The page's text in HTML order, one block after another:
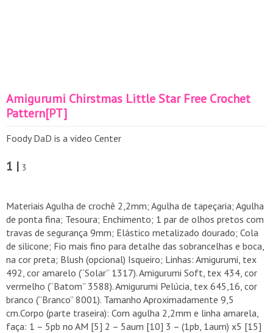
Amigurumi Chirstmas Little Star Free Crochet
Pattern[PT]
Foody DaD is a video Center
1 | 3
Materiais Agulha de crochê 2,2mm; Agulha de tapeçaria; Agulha
de ponta fina; Tesoura; Enchimento; 1 par de olhos pretos com
travas de segurança 9mm; Elástico metalizado dourado; Cola
de silicone; Fio mais fino para detalhe das sobrancelhas e boca,
na cor preta; Blush (opcional) Isqueiro; Linhas: Amigurumi, tex
492, cor amarelo (“Solar” 1317). Amigurumi Soft, tex 434, cor
vermelho (“Batom” 3588). Amigurumi Pelúcia, tex 645,16, cor
branco (“Branco” 8001). Tamanho Aproximadamente 9,5
cm.Corpo (parte traseira): Com agulha 2,2mm e linha amarela,
faça: 1 – 5pb no AM [5] 2 – 5aum [10] 3 – (1pb, 1aum) x5 [15]